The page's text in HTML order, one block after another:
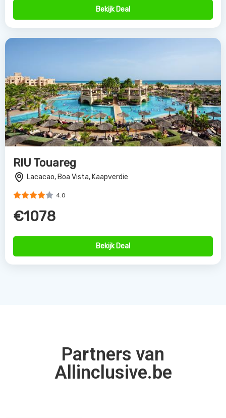
Bekijk Deal
RIU Touareg
Lacacao, Boa Vista, Kaapverdie
4.0
€1078
Bekijk Deal
Partners van
Allinclusive.be